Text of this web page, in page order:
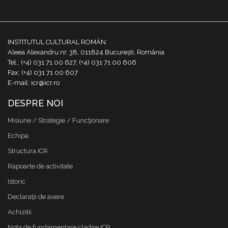
INSTITUTUL CULTURAL ROMÂN
Aleea Alexandru nr. 38, 011824 București, România
Tel.: (+4) 031 71 00 627, (+4) 031 71 00 606
Fax: (+4) 031 71 00 607
E-mail: icr@icr.ro
DESPRE NOI
Misiune / Strategie / Funcţionare
Echipa
Structura ICR
Rapoarte de activitate
Istoric
Declaraţii de avere
Achizitii